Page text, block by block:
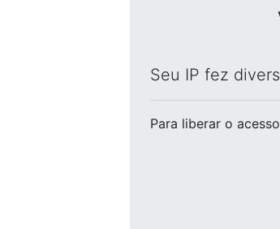
Seu IP fez
Para liberar o acesso